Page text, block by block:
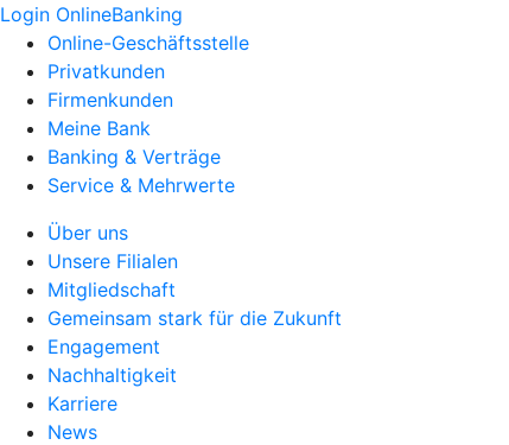
Login OnlineBanking
Online-Geschäftsstelle
Privatkunden
Firmenkunden
Meine Bank
Banking & Verträge
Service & Mehrwerte
Über uns
Unsere Filialen
Mitgliedschaft
Gemeinsam stark für die Zukunft
Engagement
Nachhaltigkeit
Karriere
News